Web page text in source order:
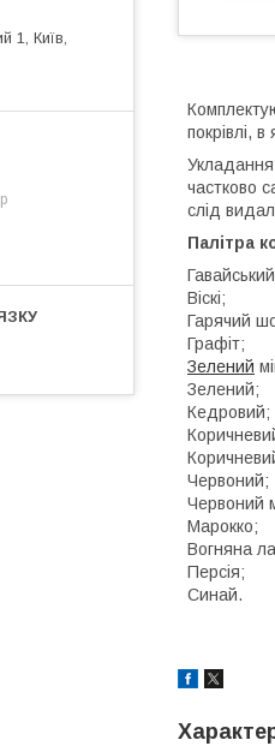
покрівлі,
Укладання
частково
слід
Палітра
Гавайський
Віскі;
Гарячий
Графіт;
Зелений
Зелений;
Кедровий;
Червоний;
Червоний
Марокко;
Вогняна
Персія;
Синай.
1, Київ,